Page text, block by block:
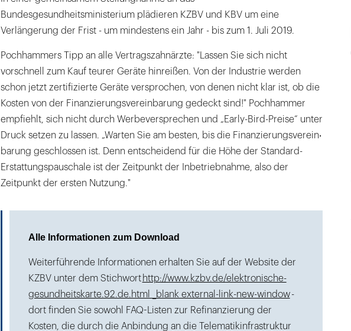
Bundesgesundheitsministerium plädieren KZBV und KBV um eine
Verlängerung der Frist - um mindestens ein Jahr - bis zum 1. Juli 2019.
Pochhammers Tipp an alle Vertragszahnärzte: "Lassen Sie sich nicht
vorschnell zum Kauf teurer Geräte hinreißen. Von der Industrie werden
schon jetzt zertifizierte Geräte versprochen, von denen nicht klar ist, ob die
Kosten von der Finanzierungsvereinbarung gedeckt sind!" Pochhammer
empfiehlt, sich nicht durch Werbeversprechen und „Early-Bird-Preise“ unter
Druck setzen zu lassen. „Warten Sie am besten, bis die Finanzierungsverein‧
barung geschlossen ist. Denn entscheidend für die Höhe der Standard-
Erstattungspauschale ist der Zeitpunkt der Inbetriebnahme, also der
Zeitpunkt der ersten Nutzung."
Alle Informationen zum Download
Weiterführende Informationen erhalten Sie auf der Website der
KZBV unter dem Stichwort http://www.kzbv.de/elektronische-
gesundheitskarte.92.de.html _blank external-link-new-window -
dort finden Sie sowohl FAQ-Listen zur Refinanzierung der
Kosten, die durch die Anbindung an die Telematikinfrastruktur